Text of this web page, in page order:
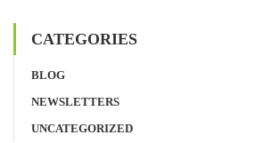
CATEGORIES
BLOG
NEWSLETTERS
UNCATEGORIZED